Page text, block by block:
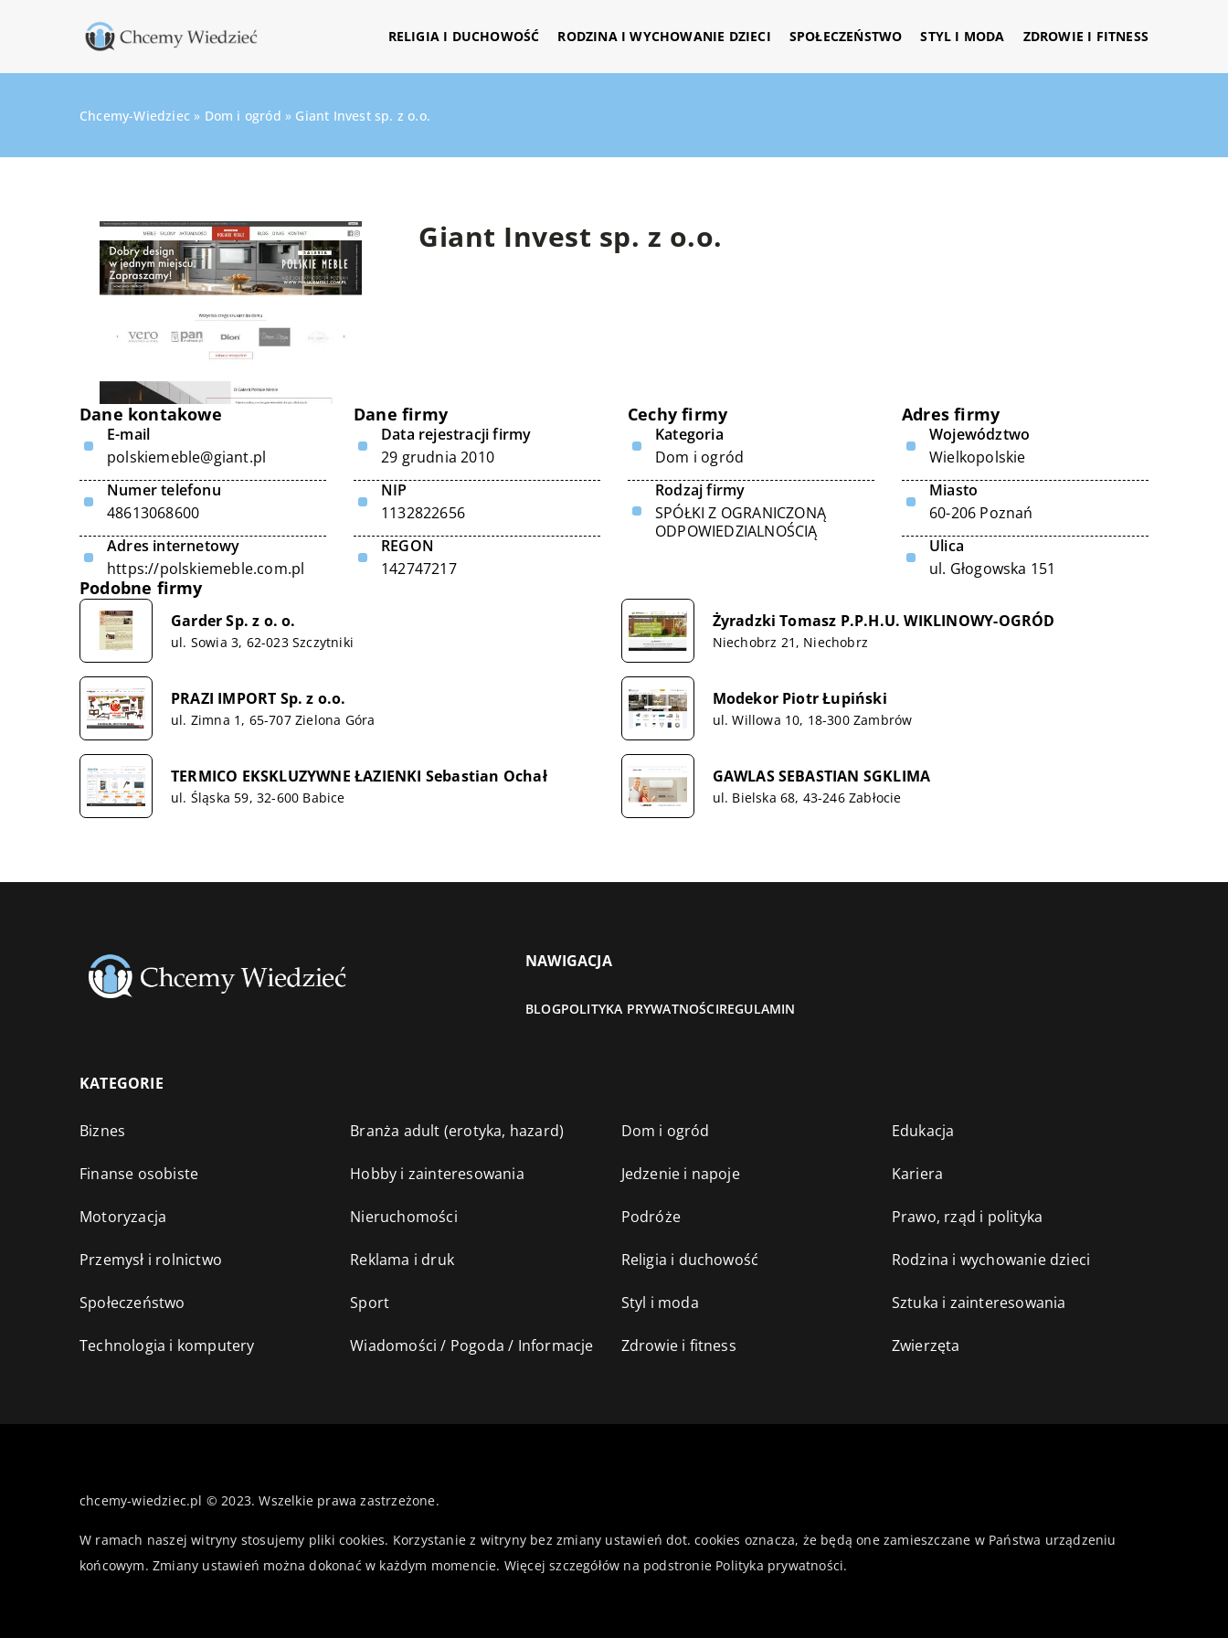
RELIGIA I DUCHOWOŚĆ RODZINA I WYCHOWANIE DZIECI SPOŁECZEŃSTWO STYL I MODA ZDROWIE I FITNESS
Chcemy-Wiedziec » Dom i ogród » Giant Invest sp. z o.o.
Giant Invest sp. z o.o.
Dane kontakowe
E-mail
polskiemeble@giant.pl
Numer telefonu
48613068600
Adres internetowy
https://polskiemeble.com.pl
Dane firmy
Data rejestracji firmy
29 grudnia 2010
NIP
1132822656
REGON
142747217
Cechy firmy
Kategoria
Dom i ogród
Rodzaj firmy
SPÓŁKI Z OGRANICZONĄ
ODPOWIEDZIALNOŚCIĄ
Adres firmy
Województwo
Wielkopolskie
Miasto
60-206 Poznań
Ulica
ul. Głogowska 151
Podobne firmy
Garder Sp. z o. o.
ul. Sowia 3, 62-023 Szczytniki
Żyradzki Tomasz P.P.H.U. WIKLINOWY-OGRÓD
Niechobrz 21, Niechobrz
PRAZI IMPORT Sp. z o.o.
ul. Zimna 1, 65-707 Zielona Góra
Modekor Piotr Łupiński
ul. Willowa 10, 18-300 Zambrów
TERMICO EKSKLUZYWNE ŁAZIENKI Sebastian Ochał
ul. Śląska 59, 32-600 Babice
GAWLAS SEBASTIAN SGKLIMA
ul. Bielska 68, 43-246 Zabłocie
NAWIGACJA
BLOGPOLITYKA PRYWATNOŚCIREGULAMIN
KATEGORIE
Biznes Branża adult (erotyka, hazard) Dom i ogród Edukacja
Finanse osobiste Hobby i zainteresowania Jedzenie i napoje Kariera
Motoryzacja Nieruchomości Podróże Prawo, rząd i polityka
Przemysł i rolnictwo Reklama i druk Religia i duchowość Rodzina i wychowanie dzieci
Społeczeństwo Sport Styl i moda Sztuka i zainteresowania
Technologia i komputery Wiadomości / Pogoda / Informacje Zdrowie i fitness Zwierzęta
chcemy-wiedziec.pl © 2023. Wszelkie prawa zastrzeżone.
W ramach naszej witryny stosujemy pliki cookies. Korzystanie z witryny bez zmiany ustawień dot. cookies oznacza, że będą one zamieszczane w Państwa urządzeniu
końcowym. Zmiany ustawień można dokonać w każdym momencie. Więcej szczegółów na podstronie Polityka prywatności.